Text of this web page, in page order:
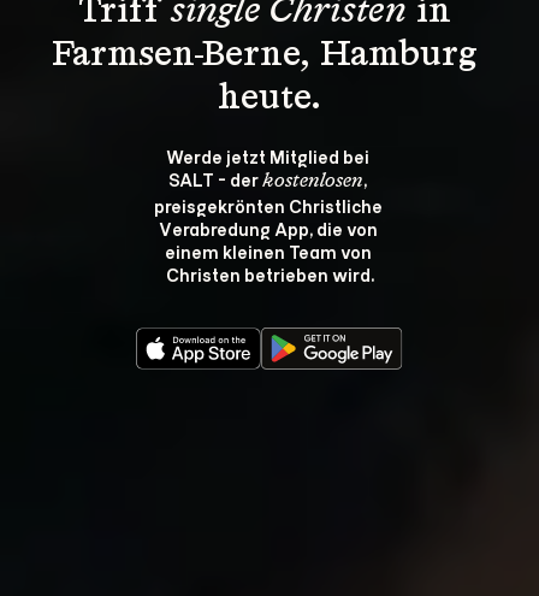
Triff single Christen in
Farmsen-Berne, Hamburg
heute.
Werde jetzt Mitglied bei
SALT - der kostenlosen,
preisgekrönten Christliche
Verabredung App, die von
einem kleinen Team von
Christen betrieben wird.